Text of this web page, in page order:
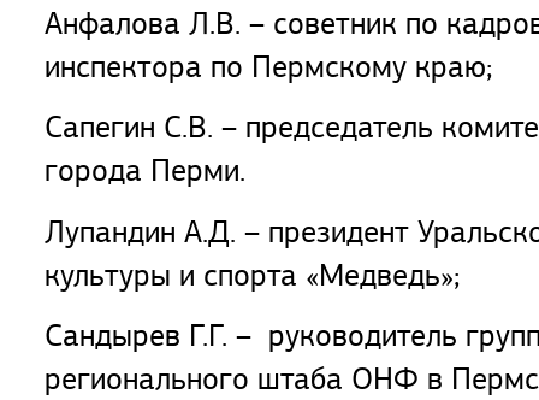
Анфалова Л.В. – советник по
инспектора по Пермскому краю;
Сапегин С.В. – председатель
города Перми.
Лупандин А.Д. – президент
культуры и спорта «Медведь»;
Сандырев Г.Г. – руководитель
регионального штаба ОНФ в